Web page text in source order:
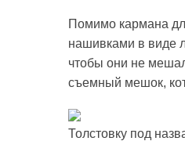
Помимо кармана
нашивками в виде
чтобы они не
съемный мешок,
Толстовку под